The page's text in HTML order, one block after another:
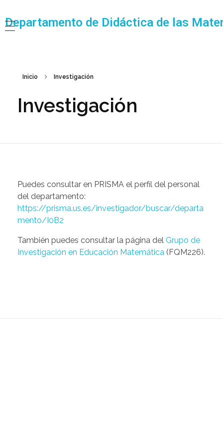
Departamento de Didáctica de las
Inicio Investigación
Investigación
Puedes consultar en PRISMA el perfil del personal
del departamento:
https://prisma.us.es/investigador/buscar/departa
mento/I0B2
También puedes consultar la página del Grupo de
Investigación en Educación Matemática (FQM226).